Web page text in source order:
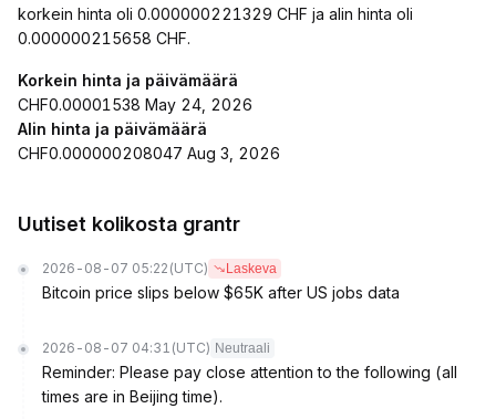
korkein hinta oli 0.000000221329 CHF ja alin hinta oli
0.000000215658 CHF.
Korkein hinta ja päivämäärä
CHF0.00001538 May 24, 2026
Alin hinta ja päivämäärä
CHF0.000000208047 Aug 3, 2026
Uutiset kolikosta grantr
2026-08-07 05:22 (UTC) Laskeva
Bitcoin price slips below $65K after US jobs data
2026-08-07 04:31 (UTC) Neutraali
Reminder: Please pay close attention to the following (all
times are in Beijing time).